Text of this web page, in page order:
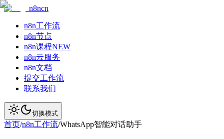
n8ncn
n8n工作流
n8n节点
n8n课程NEW
n8n云服务
n8n文档
提交工作流
联系我们
切换模式
首页/n8n工作流/WhatsApp智能对话助手